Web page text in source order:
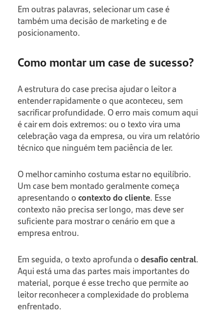
Em outras palavras, selecionar um case é
também uma decisão de marketing e de
posicionamento.
Como montar um case de sucesso?
A estrutura do case precisa ajudar o leitor a
entender rapidamente o que aconteceu, sem
sacrificar profundidade. O erro mais comum aqui
é cair em dois extremos: ou o texto vira uma
celebração vaga da empresa, ou vira um relatório
técnico que ninguém tem paciência de ler.
O melhor caminho costuma estar no equilíbrio.
Um case bem montado geralmente começa
apresentando ocontexto do cliente. Esse
contexto não precisa ser longo, mas deve ser
suficiente para mostrar o cenário em que a
empresa entrou.
Em seguida, o texto aprofunda odesafio central.
Aqui está uma das partes mais importantes do
material, porque é esse trecho que permite ao
leitor reconhecer a complexidade do problema
enfrentado.